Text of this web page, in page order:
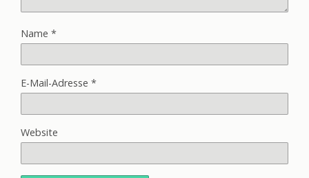
Name *
E-Mail-Adresse *
Website